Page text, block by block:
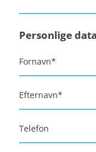
Personlige data
Fornavn*
Efternavn*
Telefon